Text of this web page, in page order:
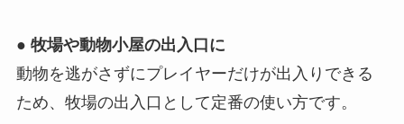
● 牧場や動物小屋の出入口に
動物を逃がさずにプレイヤーだけが出入りできる
ため、牧場の出入口として定番の使い方です。